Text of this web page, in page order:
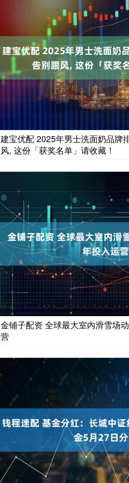
建宝优配 2025年男士洗面奶品牌
风, 这份「获奖名单」请收藏！
金铺子配资 全球最大室内滑雪场
营